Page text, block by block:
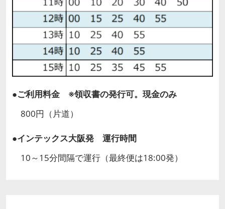
●ご利用料金 ※領収書の発行可。現金のみ
800円（片道）
●インテックス大阪発 運行時間
10～15分間隔で運行（最終便は18:00発）